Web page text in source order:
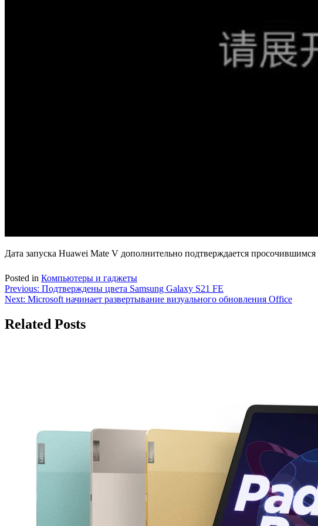
Дата запуска Huawei Mate V дополнительно подтверждается
Posted in Компьютеры и гаджеты
Навигация
по
записям
Previous: Подтверждены цвета Samsung Galaxy S21 FE
Next: Microsoft начинает развертывание визуального обновления Office
Related Posts